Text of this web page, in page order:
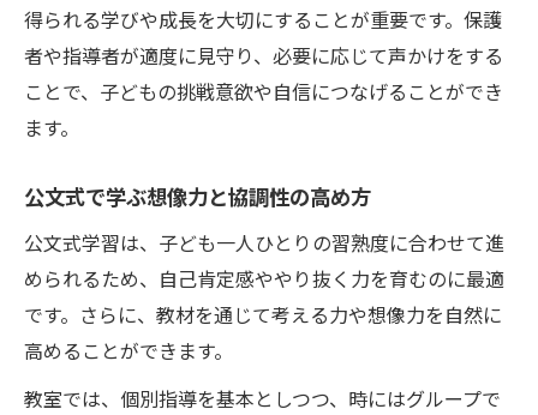
得られる学びや成長を大切にすることが重要です。保護
者や指導者が適度に見守り、必要に応じて声かけをする
ことで、子どもの挑戦意欲や自信につなげることができ
ます。
公文式で学ぶ想像力と協調性の高め方
公文式学習は、子ども一人ひとりの習熟度に合わせて進
められるため、自己肯定感ややり抜く力を育むのに最適
です。さらに、教材を通じて考える力や想像力を自然に
高めることができます。
教室では、個別指導を基本としつつ、時にはグループで